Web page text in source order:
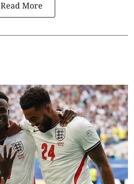
Read More